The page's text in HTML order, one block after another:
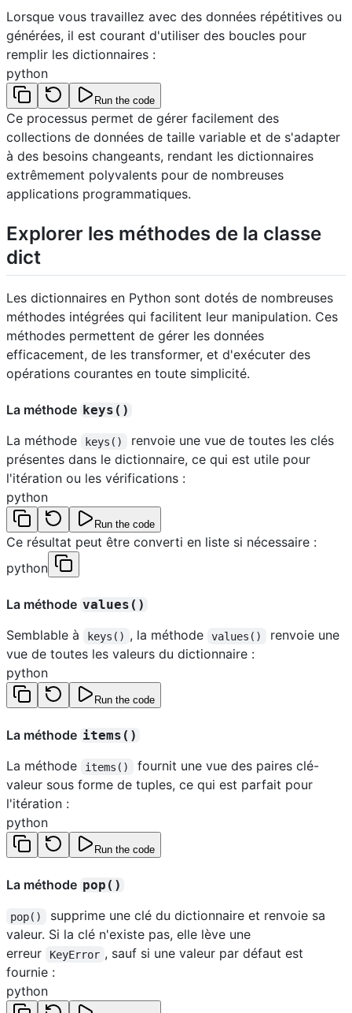
Lorsque vous travaillez avec des données répétitives ou
générées, il est courant d'utiliser des boucles pour
remplir les dictionnaires :
python
Run the code
Ce processus permet de gérer facilement des
collections de données de taille variable et de s'adapter
à des besoins changeants, rendant les dictionnaires
extrêmement polyvalents pour de nombreuses
applications programmatiques.
Explorer les méthodes de la classe
dict
Les dictionnaires en Python sont dotés de nombreuses
méthodes intégrées qui facilitent leur manipulation. Ces
méthodes permettent de gérer les données
efficacement, de les transformer, et d'exécuter des
opérations courantes en toute simplicité.
La méthode keys()
La méthode keys()
renvoie une vue de toutes les clés
présentes dans le dictionnaire, ce qui est utile pour
l'itération ou les vérifications :
python
Run the code
Ce résultat peut être converti en liste si nécessaire :
python
La méthode values()
Semblable à keys() , la méthode values()
renvoie une
vue de toutes les valeurs du dictionnaire :
python
Run the code
La méthode items()
La méthode items()
fournit une vue des paires clé-
valeur sous forme de tuples, ce qui est parfait pour
l'itération :
python
Run the code
La méthode pop()
pop()
supprime une clé du dictionnaire et renvoie sa
valeur. Si la clé n'existe pas, elle lève une
erreur
KeyError , sauf si une valeur par défaut est
fournie :
python